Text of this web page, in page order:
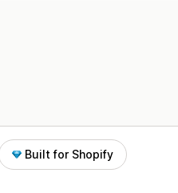
Built for Shopify